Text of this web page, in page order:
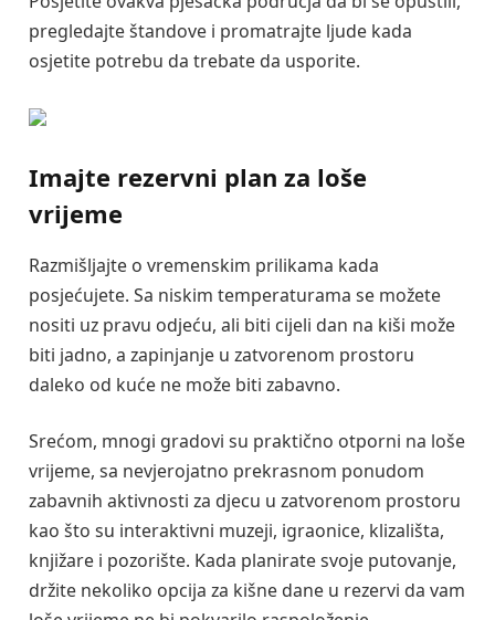
pregledajte štandove i promatrajte ljude kada
osjetite potrebu da trebate da usporite.
Imajte rezervni plan za loše
vrijeme
Razmišljajte o vremenskim prilikama kada
posjećujete. Sa niskim temperaturama se možete
nositi uz pravu odjeću, ali biti cijeli dan na kiši može
biti jadno, a zapinjanje u zatvorenom prostoru
daleko od kuće ne može biti zabavno.
Srećom, mnogi gradovi su praktično otporni na loše
vrijeme, sa nevjerojatno prekrasnom ponudom
zabavnih aktivnosti za djecu u zatvorenom prostoru
kao što su interaktivni muzeji, igraonice, klizališta,
knjižare i pozorište. Kada planirate svoje putovanje,
držite nekoliko opcija za kišne dane u rezervi da vam